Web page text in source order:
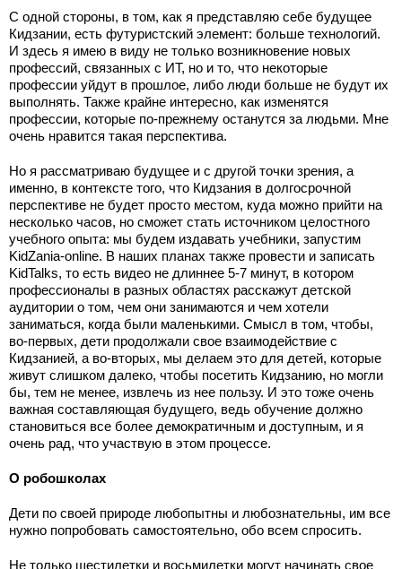
С одной стороны, в том, как я представляю себе будущее
Кидзании, есть футуристский элемент: больше технологий.
И здесь я имею в виду не только возникновение новых
профессий, связанных с ИТ, но и то, что некоторые
профессии уйдут в прошлое, либо люди больше не будут их
выполнять. Также крайне интересно, как изменятся
профессии, которые по-прежнему останутся за людьми. Мне
очень нравится такая перспектива.
Но я рассматриваю будущее и с другой точки зрения, а
именно, в контексте того, что Кидзания в долгосрочной
перспективе не будет просто местом, куда можно прийти на
несколько часов, но сможет стать источником целостного
учебного опыта: мы будем издавать учебники, запустим
KidZania-online. В наших планах также провести и записать
KidTalks, то есть видео не длиннее 5-7 минут, в котором
профессионалы в разных областях расскажут детской
аудитории о том, чем они занимаются и чем хотели
заниматься, когда были маленькими. Смысл в том, чтобы,
во-первых, дети продолжали свое взаимодействие с
Кидзанией, а во-вторых, мы делаем это для детей, которые
живут слишком далеко, чтобы посетить Кидзанию, но могли
бы, тем не менее, извлечь из нее пользу. И это тоже очень
важная составляющая будущего, ведь обучение должно
становиться все более демократичным и доступным, и я
очень рад, что участвую в этом процессе.
О робошколах
Дети по своей природе любопытны и любознательны, им все
нужно попробовать самостоятельно, обо всем спросить.
Не только шестилетки и восьмилетки могут начинать свое